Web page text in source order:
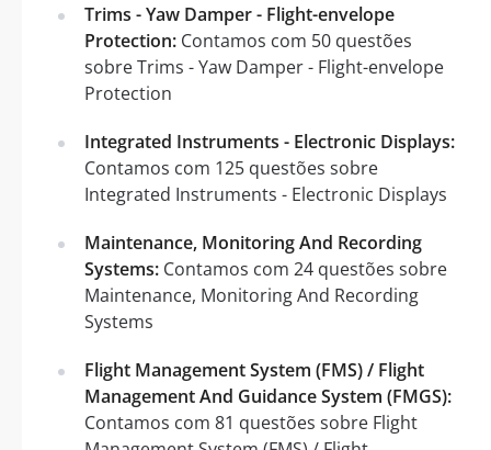
Trims - Yaw Damper - Flight-envelope
Protection: Contamos com 50 questões
sobre Trims - Yaw Damper - Flight-envelope
Protection
Integrated Instruments - Electronic Displays:
Contamos com 125 questões sobre
Integrated Instruments - Electronic Displays
Maintenance, Monitoring And Recording
Systems: Contamos com 24 questões sobre
Maintenance, Monitoring And Recording
Systems
Flight Management System (FMS) / Flight
Management And Guidance System (FMGS):
Contamos com 81 questões sobre Flight